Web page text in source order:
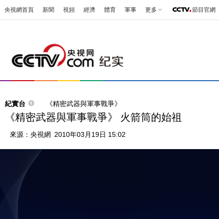
央視網首頁 新聞 視頻 經濟 體育 軍事 更多 節目官網
紀實台 《精密武器與軍事戰爭》
《精密武器與軍事戰爭》 火箭筒的始祖
來源： 央視網 2010年03月19日 15:02